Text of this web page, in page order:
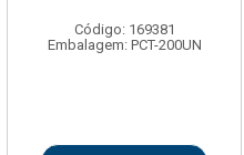
Código: 169381
Embalagem: PCT-200UN